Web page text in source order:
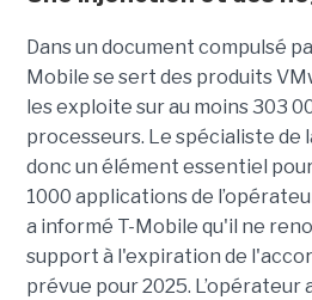
Dans un document compulsé
Mobile se sert des produits
les exploite sur au moins 303
processeurs. Le spécialiste de
donc un élément essentiel
1000 applications de
a informé T-Mobile qu'il ne
support à l'expiration de
prévue pour 2025. L’opérateur